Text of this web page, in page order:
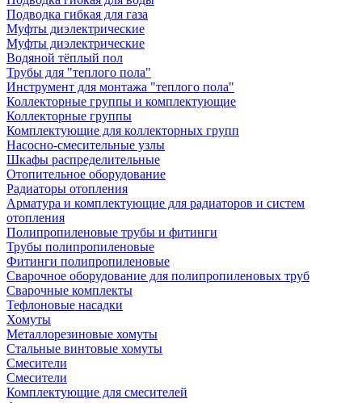
Подводка гибкая для газа
Муфты диэлектрические
Муфты диэлектрические
Водяной тёплый пол
Трубы для "теплого пола"
Инструмент для монтажа "теплого пола"
Коллекторные группы и комплектующие
Коллекторные группы
Комплектующие для коллекторных групп
Насосно-смесительные узлы
Шкафы распределительные
Отопительное оборудование
Радиаторы отопления
Арматура и комплектующие для радиаторов и систем
отопления
Полипропиленовые трубы и фитинги
Трубы полипропиленовые
Фитинги полипропиленовые
Сварочное оборудование для полипропиленовых труб
Сварочные комплекты
Тефлоновые насадки
Хомуты
Металлорезиновые хомуты
Стальные винтовые хомуты
Смесители
Смесители
Комплектующие для смесителей